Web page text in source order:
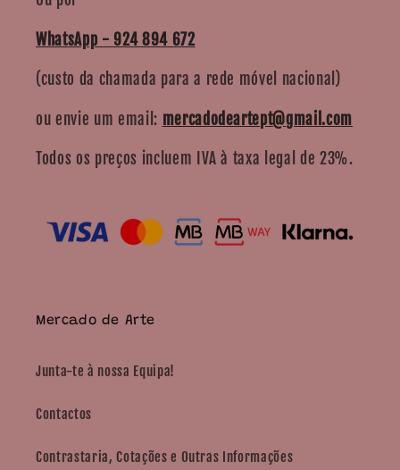
WhatsApp - 924 894 672
(custo da chamada para a rede móvel nacional)
ou envie um email: mercadodeartept@gmail.com
Todos os preços incluem IVA à taxa legal de 23%.
Mercado de Arte
Junta-te à nossa Equipa!
Contactos
Contrastaria, Cotações e Outras Informações